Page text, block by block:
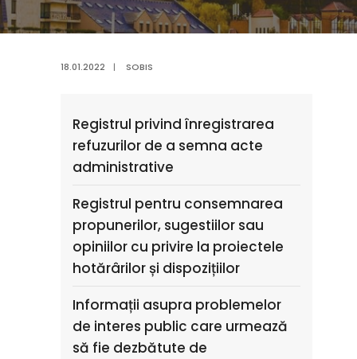
18.01.2022 | SOBIS
Registrul privind înregistrarea
refuzurilor de a semna acte
administrative
Registrul pentru consemnarea
propunerilor, sugestiilor sau
opiniilor cu privire la proiectele
hotărârilor și dispozițiilor
Informații asupra problemelor
de interes public care urmează
să fie dezbătute de